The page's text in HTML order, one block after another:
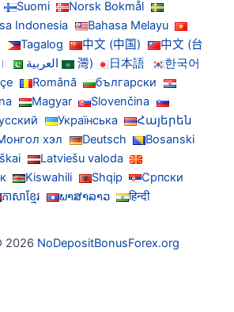
Suomi
Norsk Bokmål
Indonesia
Bahasa Melayu
ไทย Tagalog 中文 (中国)
中文 (台
灣)
日本語 한국어 العربية اردو
Română
български
Magyar
Slovenčina
Русский Українська
Հայերեն
Монгол хэл Deutsch
Bosanski
Latviešu valoda
Kiswahili Shqip
Српски
ភាសាខ្មែរ ພາສາລາວ हिन्दी
© 2026NoDepositBonusForex.org